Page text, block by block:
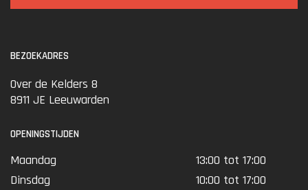
BEZOEKADRES
Over de Kelders 8
8911 JE Leeuwarden
OPENINGSTIJDEN
Maandag
13:00 tot 17:00
Dinsdag
10:00 tot 17:00